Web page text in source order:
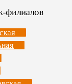
филиалов